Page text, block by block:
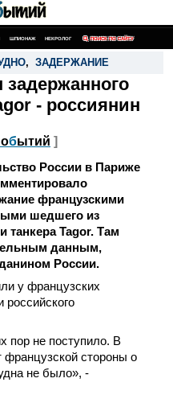
ШПИОНАЖ НЕКРОЛОГ ПОИСК ПО САЙТУ
, ЗАДЕРЖАНИЕ
задержанного
- россиянин
обытий ]
России в Париже
французскими
шедшего из
танкера Tagor. Там
данным,
России.
у французских
пор не поступило. В
французской стороны о
не было», -